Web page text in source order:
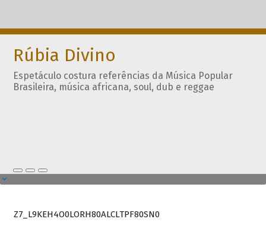
Rúbia Divino
Espetáculo costura referências da Música Popular
Brasileira, música africana, soul, dub e reggae
Z7_L9KEH4O0LORH80ALCLTPF80SN0